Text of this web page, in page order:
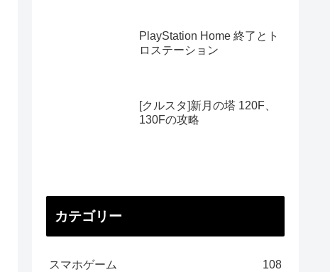
PlayStation Home 終了とト
ロステーション
[クルスタ]新月の塔 120F、
130Fの攻略
カテゴリー
スマホゲーム 108